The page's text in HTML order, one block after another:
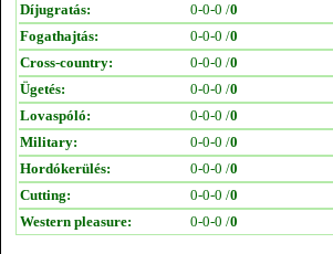
Díjugratás:
0-0-0 /0
Fogathajtás:
0-0-0 /0
Cross-country:
0-0-0 /0
Ügetés:
0-0-0 /0
Lovaspóló:
0-0-0 /0
Military:
0-0-0 /0
Hordókerülés:
0-0-0 /0
Cutting:
0-0-0 /0
Western pleasure:
0-0-0 /0